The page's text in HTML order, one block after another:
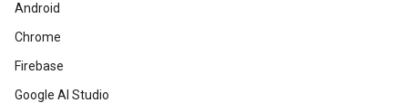
Android
Chrome
Firebase
Google AI Studio